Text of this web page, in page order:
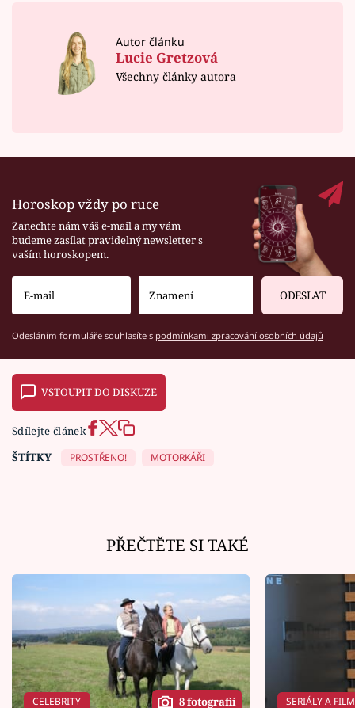
Autor článku
Lucie Gretzová
Všechny články autora
Horoskop vždy po ruce
Zanechte nám váš e-mail a my vám
budeme zasílat pravidelný newsletter s
vaším horoskopem.
ODESLAT
Odesláním formuláře souhlasíte s podmínkami zpracování osobních údajů
VSTOUPIT DO DISKUZE
Sdílejte článek
ŠTÍTKY
PROSTŘENO! MOTORKÁŘI
PŘEČTĚTE SI TAKÉ
CELEBRITY 8 fotografií SERIÁLY A